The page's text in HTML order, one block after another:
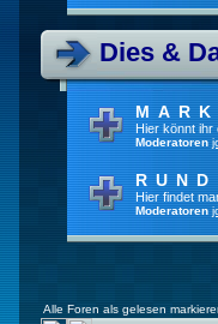
Dies &
Hier könnt ihr
Moderatoren
Hier findet
Moderatoren
Alle Foren als gelesen